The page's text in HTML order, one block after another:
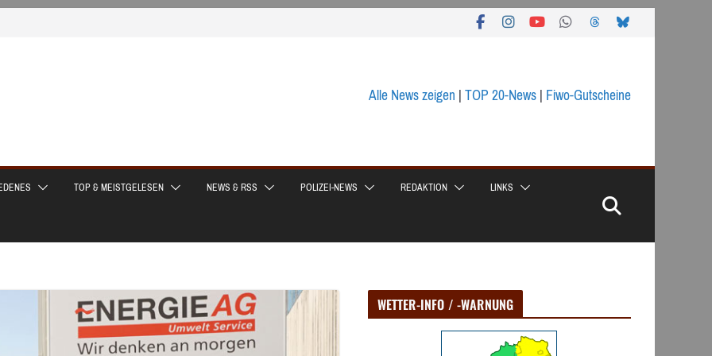
Alle News zeigen|TOP 20-News|Fiwo-Gutscheine
TOP & MEISTGELESEN NEWS & RSS POLIZEI-NEWS REDAKTION LINKS
WETTER-INFO / -WARNUNG